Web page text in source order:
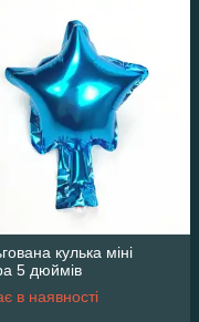
кулька міні
5 дюймів
в наявності